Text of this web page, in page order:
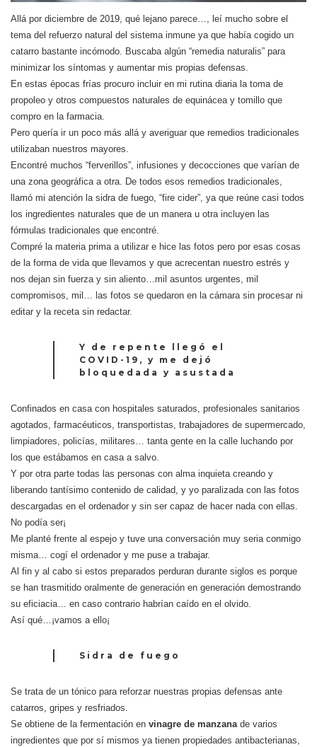
Allá por diciembre de 2019, qué lejano parece…, leí mucho sobre el
tema del refuerzo natural del sistema inmune ya que había cogido un
catarro bastante incómodo. Buscaba algún “remedia naturalis” para
minimizar los síntomas y aumentar mis propias defensas.
En estas épocas frías procuro incluir en mi rutina diaria la toma de
propoleo y otros compuestos naturales de equinácea y tomillo que
compro en la farmacia.
Pero quería ir un poco más allá y averiguar que remedios tradicionales
utilizaban nuestros mayores.
Encontré muchos “ferverillos”, infusiones y decocciones que varían de
una zona geográfica a otra. De todos esos remedios tradicionales,
llamó mi atención la sidra de fuego, “fire cider”, ya que reúne casi todos
los ingredientes naturales que de un manera u otra incluyen las
fórmulas tradicionales que encontré.
Compré la materia prima a utilizar e hice las fotos pero por esas cosas
de la forma de vida que llevamos y que acrecentan nuestro estrés y
nos dejan sin fuerza y sin aliento…mil asuntos urgentes, mil
compromisos, mil… las fotos se quedaron en la cámara sin procesar ni
editar y la receta sin redactar.
Y de repente llegó el
COVID-19, y me dejó
bloquedada y asustada
Confinados en casa con hospitales saturados, profesionales sanitarios
agotados, farmacéuticos, transportistas, trabajadores de supermercado,
limpiadores, policías, militares… tanta gente en la calle luchando por
los que estábamos en casa a salvo.
Y por otra parte todas las personas con alma inquieta creando y
liberando tantísimo contenido de calidad, y yo paralizada con las fotos
descargadas en el ordenador y sin ser capaz de hacer nada con ellas.
No podía ser¡
Me planté frente al espejo y tuve una conversación muy seria conmigo
misma… cogí el ordenador y me puse a trabajar.
Al fin y al cabo si estos preparados perduran durante siglos es porque
se han trasmitido oralmente de generación en generación demostrando
su eficiacia… en caso contrario habrían caído en el olvido.
Así qué…¡vamos a ello¡
Sidra de fuego
Se trata de un tónico para reforzar nuestras propias defensas ante
catarros, gripes y resfriados.
Se obtiene de la fermentación en vinagre de manzanade varios
ingredientes que por sí mismos ya tienen propiedades antibacterianas,